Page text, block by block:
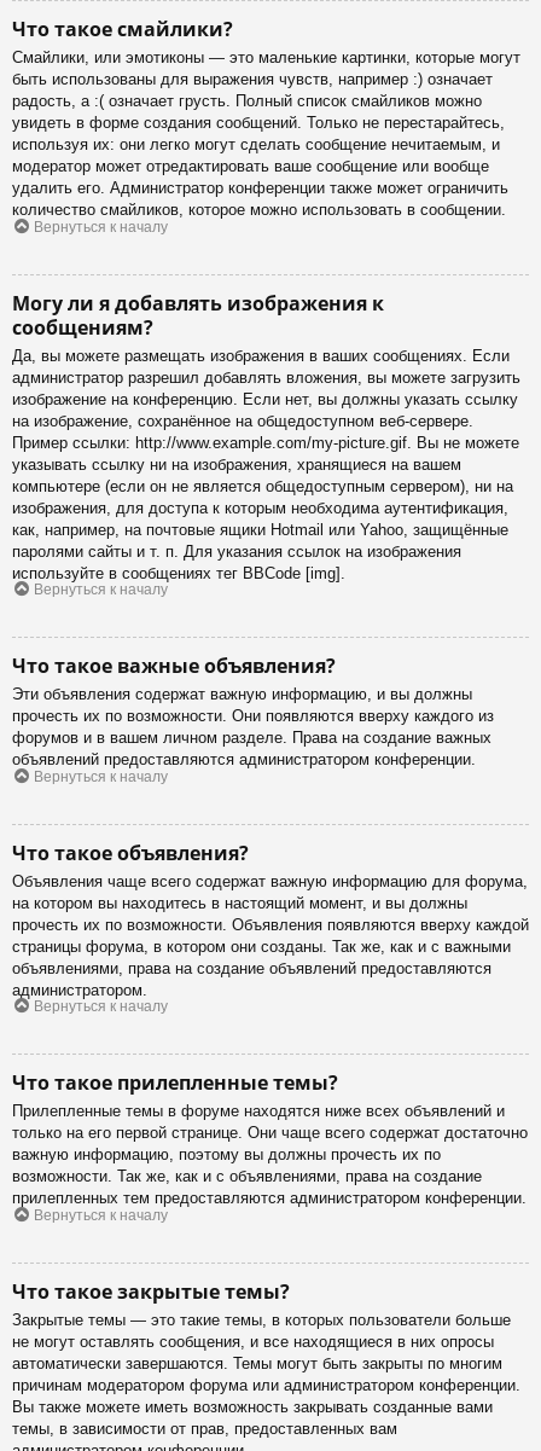
Что такое смайлики?
Смайлики, или эмотиконы — это маленькие картинки, которые могут
быть использованы для выражения чувств, например :) означает
радость, а :( означает грусть. Полный список смайликов можно
увидеть в форме создания сообщений. Только не перестарайтесь,
используя их: они легко могут сделать сообщение нечитаемым, и
модератор может отредактировать ваше сообщение или вообще
удалить его. Администратор конференции также может ограничить
количество смайликов, которое можно использовать в сообщении.
Вернуться к началу
Могу ли я добавлять изображения к
сообщениям?
Да, вы можете размещать изображения в ваших сообщениях. Если
администратор разрешил добавлять вложения, вы можете загрузить
изображение на конференцию. Если нет, вы должны указать ссылку
на изображение, сохранённое на общедоступном веб-сервере.
Пример ссылки: http://www.example.com/my-picture.gif. Вы не можете
указывать ссылку ни на изображения, хранящиеся на вашем
компьютере (если он не является общедоступным сервером), ни на
изображения, для доступа к которым необходима аутентификация,
как, например, на почтовые ящики Hotmail или Yahoo, защищённые
паролями сайты и т. п. Для указания ссылок на изображения
используйте в сообщениях тег BBCode [img].
Вернуться к началу
Что такое важные объявления?
Эти объявления содержат важную информацию, и вы должны
прочесть их по возможности. Они появляются вверху каждого из
форумов и в вашем личном разделе. Права на создание важных
объявлений предоставляются администратором конференции.
Вернуться к началу
Что такое объявления?
Объявления чаще всего содержат важную информацию для форума,
на котором вы находитесь в настоящий момент, и вы должны
прочесть их по возможности. Объявления появляются вверху каждой
страницы форума, в котором они созданы. Так же, как и с важными
объявлениями, права на создание объявлений предоставляются
администратором.
Вернуться к началу
Что такое прилепленные темы?
Прилепленные темы в форуме находятся ниже всех объявлений и
только на его первой странице. Они чаще всего содержат достаточно
важную информацию, поэтому вы должны прочесть их по
возможности. Так же, как и с объявлениями, права на создание
прилепленных тем предоставляются администратором конференции.
Вернуться к началу
Что такое закрытые темы?
Закрытые темы — это такие темы, в которых пользователи больше
не могут оставлять сообщения, и все находящиеся в них опросы
автоматически завершаются. Темы могут быть закрыты по многим
причинам модератором форума или администратором конференции.
Вы также можете иметь возможность закрывать созданные вами
темы, в зависимости от прав, предоставленных вам